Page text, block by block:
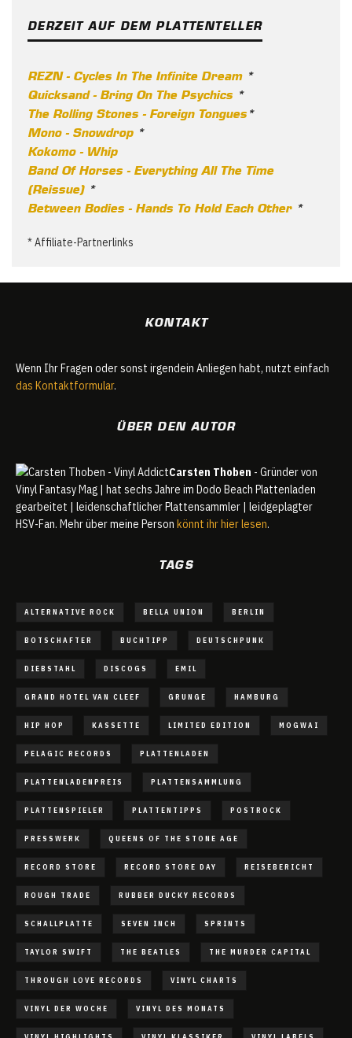
DERZEIT AUF DEM PLATTENTELLER
REZN - Cycles In The Infinite Dream*
Quicksand - Bring On The Psychics*
The Rolling Stones - Foreign Tongues*
Mono - Snowdrop*
Kokomo - Whip
Band Of Horses - Everything All The Time
(Reissue)*
Between Bodies - Hands To Hold Each Other*
* Affiliate-Partnerlinks
KONTAKT
Wenn Ihr Fragen oder sonst irgendein Anliegen habt, nutzt einfach
das Kontaktformular.
ÜBER DEN AUTOR
Carsten Thoben - Gründer von
Vinyl Fantasy Mag | hat sechs Jahre im Dodo Beach Plattenladen
gearbeitet | leidenschaftlicher Plattensammler | leidgeplagter
HSV-Fan. Mehr über meine Person könnt ihr hier lesen.
TAGS
ALTERNATIVE ROCK BELLA UNION BERLIN
BOTSCHAFTER BUCHTIPP DEUTSCHPUNK
DIEBSTAHL DISCOGS EMIL
GRAND HOTEL VAN CLEEF GRUNGE HAMBURG
HIP HOP KASSETTE LIMITED EDITION MOGWAI
PELAGIC RECORDS PLATTENLADEN
PLATTENLADENPREIS PLATTENSAMMLUNG
PLATTENSPIELER PLATTENTIPPS POSTROCK
PRESSWERK QUEENS OF THE STONE AGE
RECORD STORE RECORD STORE DAY REISEBERICHT
ROUGH TRADE RUBBER DUCKY RECORDS
SCHALLPLATTE SEVEN INCH SPRINTS
TAYLOR SWIFT THE BEATLES THE MURDER CAPITAL
THROUGH LOVE RECORDS VINYL CHARTS
VINYL DER WOCHE VINYL DES MONATS